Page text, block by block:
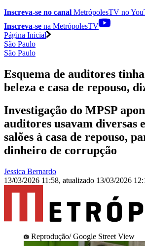
Inscreva-se no canal MetrópolesTV no
Inscreva-se na MetrópolesTV
Página Inicial
São Paulo
São Paulo
Esquema de auditores
beleza e casa de repouso,
Investigação do MPSP
auditores usavam diversas
salões à casa de repouso,
dinheiro de corrupção
Jessica Bernardo
13/03/2026 11:58, atualizado 13/03/2026
Reprodução/ Google Street View